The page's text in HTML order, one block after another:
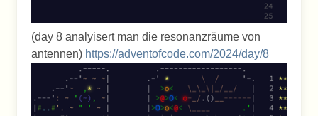
(day 8 analyisert man die resonanzräume von
antennen) https://adventofcode.com/2024/day/8